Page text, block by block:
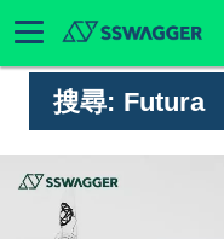
搜尋: Futura